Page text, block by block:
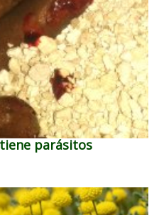
parásitos